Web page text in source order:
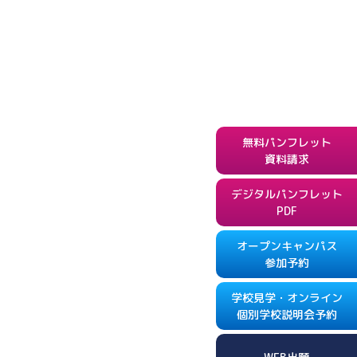
無料パンフレット
資料請求
デジタルパンフレット
PDF
オープンキャンパス
参加予約
学校見学・オンライン
個別学校説明会予約